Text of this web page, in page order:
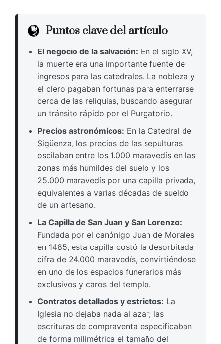
Puntos clave del artículo
El negocio de la salvación: En el siglo XV,
la muerte era una importante fuente de
ingresos para las catedrales. La nobleza y
el clero pagaban fortunas para enterrarse
cerca de las reliquias, buscando asegurar
un tránsito rápido por el Purgatorio.
Precios astronómicos: En la Catedral de
Sigüenza, los precios de las sepulturas
oscilaban entre los 1.000 maravedís en las
zonas más humildes del suelo y los
25.000 maravedís por una capilla privada,
equivalentes a varias décadas de sueldo
de un artesano.
La Capilla de San Juan y San Lorenzo:
Fundada por el canónigo Juan de Morales
en 1485, esta capilla costó la desorbitada
cifra de 24.000 maravedís, convirtiéndose
en uno de los espacios funerarios más
exclusivos y caros del templo.
Contratos detallados y estrictos: La
Iglesia no dejaba nada al azar; las
escrituras de compraventa especificaban
de forma milimétrica el tamaño del